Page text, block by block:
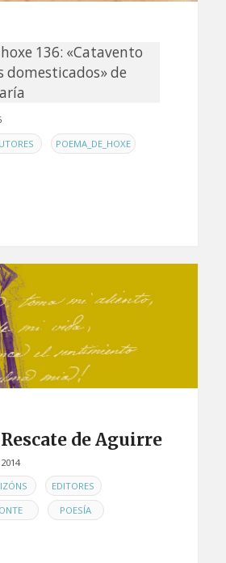
136: «Catavento
domesticados» de
, POEMA_DE_HOXE ,
de Aguirre
, EDITORES ,
ONTE , POESÍA